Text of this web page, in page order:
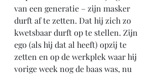
van een generatie – zijn masker
durft af te zetten. Dat hij zich zo
kwetsbaar durft op te stellen. Zijn
ego (als hij dat al heeft) opzij te
zetten en op de werkplek waar hij
vorige week nog de baas was, nu